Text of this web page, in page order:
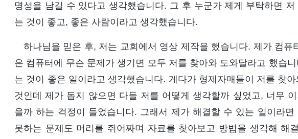
명성을 남길 수 있다고 생각했습니다. 그 후 누군가 제게 부탁하면
는 것이 좋고, 좋은 사람이라고 생각했습니다.
하나님을 믿은 후, 저는 교회에서 영상 제작을 했습니다. 제가 컴
은 컴퓨터에 무슨 문제가 생기면 모두 저를 찾아와 도와달라고 했습
는 것이 좋은 일이라고 생각했습니다. 게다가 형제자매들이 저를 찾
것인데 제가 돕지 않으면 다들 저를 어떻게 생각할까 싶었고, 너무
을까 하는 걱정이 들었습니다. 그래서 제가 해결할 수 있는 일이라면
못하는 문제도 머리를 쥐어짜며 자료를 찾아보고 방법을 생각해 해